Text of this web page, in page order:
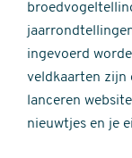
ingevoerd
veldkaarten zijn
lanceren
nieuwtjes en je